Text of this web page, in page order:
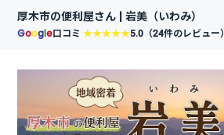
厚木市の便利屋さん | 岩美（いわみ）
Google口コミ★★★★★5.0（24件のレビュー）